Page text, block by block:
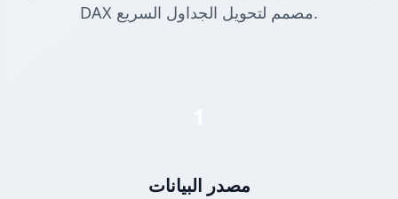
DAX مصمم لتحويل الجداول السريع.
مصدر البيانات